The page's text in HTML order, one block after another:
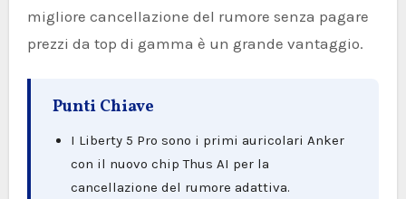
migliore cancellazione del rumore senza pagare
prezzi da top di gamma è un grande vantaggio.
Punti Chiave
I Liberty 5 Pro sono i primi auricolari Anker
con il nuovo chip Thus AI per la
cancellazione del rumore adattiva.